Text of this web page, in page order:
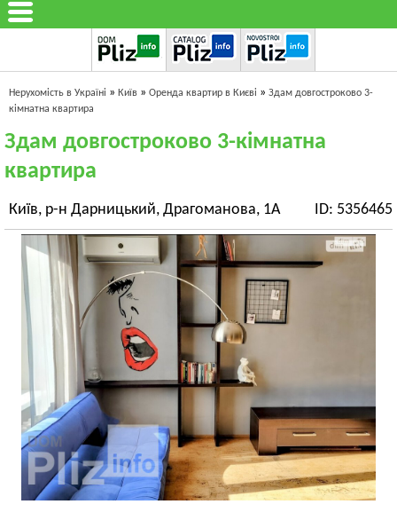
Нерухомість в Україні » Київ » Оренда квартир в Києві » Здам довгостроково 3-
кімнатна квартира
Здам довгостроково 3-кімнатна
квартира
Київ, р-н Дарницький, Драгоманова, 1А ID: 5356465